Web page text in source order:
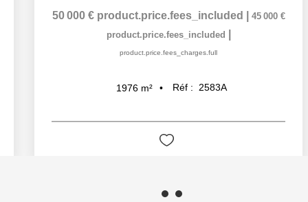
50 000 € product.price.fees_included
45 000 €
product.price.fees_included
product.price.fees_charges.full
1976 m² Réf : 2583A